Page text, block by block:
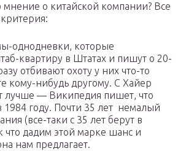
мнение о китайской компании? Все
однодневки, которые
квартиру в Штатах и пишут о 20-
отбивают охоту у них что-то
кому-нибудь другому. С Хайер
лучше — Википедия пишет, что
1984 году. Почти 35 лет немалый
(все-таки с 35 лет берут в
что дадим этой марке шанс и
нам предлагает.